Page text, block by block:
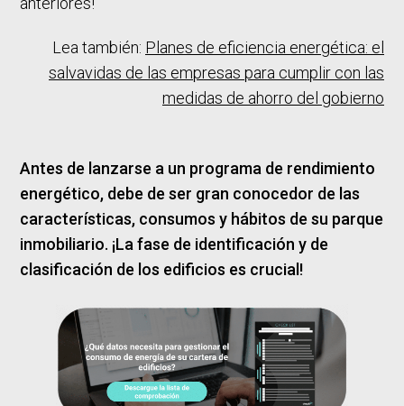
Lea también: Planes de eficiencia energética: el
salvavidas de las empresas para cumplir con las
medidas de ahorro del gobierno
Antes de lanzarse a un programa de rendimiento
energético, debe de ser gran conocedor de las
características, consumos y hábitos de su parque
inmobiliario. ¡La fase de identificación y de
clasificación de los edificios es crucial!